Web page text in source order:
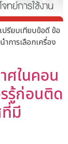
ปรียบเทียบข้อดี ข้อ
ำการเลือกเครื่อง
ศในคอน
รู้ก่อนติด
มี